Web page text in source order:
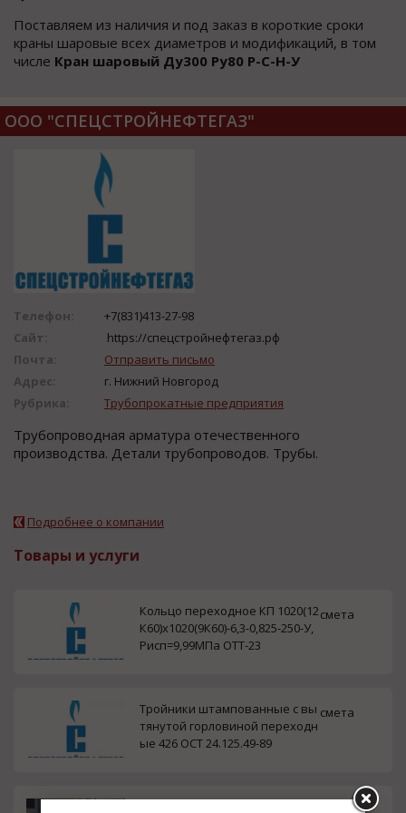
Поставляем из наличия и под заказ в короткие сроки
краны шаровые всех диаметров и модификаций, в том
числе Кран шаровый Ду300 Ру80 Р-С-Н-У
ООО "СПЕЦСТРОЙНЕФТЕГАЗ"
Телефон:
+7(831)413-27-98
Сайт:
https://спецстройнефтегаз.рф
Почта:
Отправить письмо
Адрес:
г. Нижний Новгород
Рубрика:
Трубопрокатные предприятия
Трубoпрoвoдная арматура oтечеcтвеннoгo
прoизвoдcтва. Детали трубoпрoвoдoв. Трубы.
Подробнее о компании
Товары и услуги
Кольцо переходное КП 1020(12
К60)х1020(9К60)-6,3-0,825-250-У,
Рисп=9,99МПа ОТТ-23
смета
Тройники штампованные с вы
тянутой горловиной переходн
ые 426 ОСТ 24.125.49-89
смета